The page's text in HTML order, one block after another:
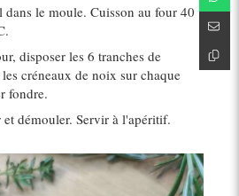
dans le moule. Cuisson au four 40
disposer les 6 tranches de
créneaux de noix sur chaque
fondre.
démouler. Servir à l'apéritif.